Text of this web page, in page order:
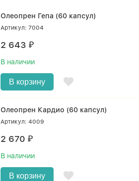
Олеопрен Гепа (60 капсул)
Артикул: 7004
2 643₽
В наличии
В корзину
Олеопрен Кардио (60 капсул)
Артикул: 4009
2 670₽
В наличии
В корзину